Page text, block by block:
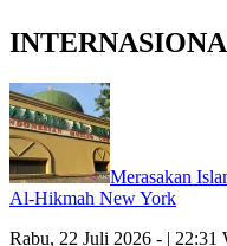
Merasakan
Al-Hikmah New York
Rabu, 22 Juli 2026 - | 22:31